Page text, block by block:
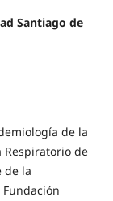
Santiago de
de la
Respiratorio de
de la